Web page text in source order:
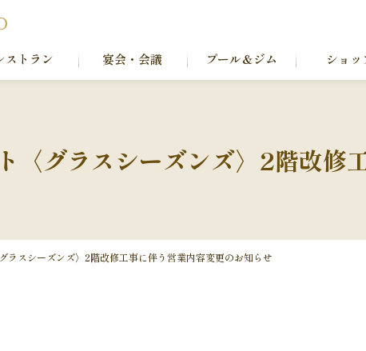
ストラン 宴会・会議 プール＆ジム ショッ
〈グラスシーズンズ〉2階改修
ラスシーズンズ〉2階改修工事に伴う営業内容変更のお知らせ